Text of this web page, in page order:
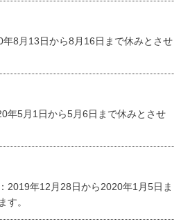
8月13日から8月16日まで休みとさせ
年5月1日から5月6日まで休みとさせ
2019年12月28日から2020年1月5日ま
す。